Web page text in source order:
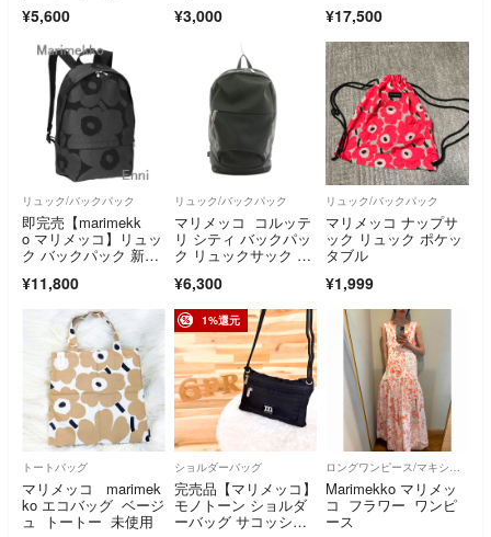
¥5,600 ¥3,000 ¥17,500
リュック/バックパック
即完売【marimekk
o マリメッコ】リュッ
ク バックパック 新品
¥11,800
リュック/バックパック
マリメッコ コルッテ
リ シティ バックパッ
ク リュックサック ダ
¥6,300
リュック/バックパック
マリメッコ ナップサ
ック リュック ポケッ
タブル
¥1,999
トートバッグ
マリメッコ marimek
ko エコバッグ ベージ
ュ トートー 未使用
1%還元
ショルダーバッグ
完売品【マリメッコ】
モノトーン ショルダ
ーバッグ サコッシ
ロングワンピース/マキシワンピース
Marimekko マリメッ
コ フラワー ワンピ
ース